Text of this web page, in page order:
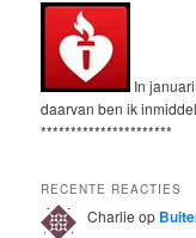
In
daarvan ben ik
**********************
RECENTE REACTIES
Charlie op